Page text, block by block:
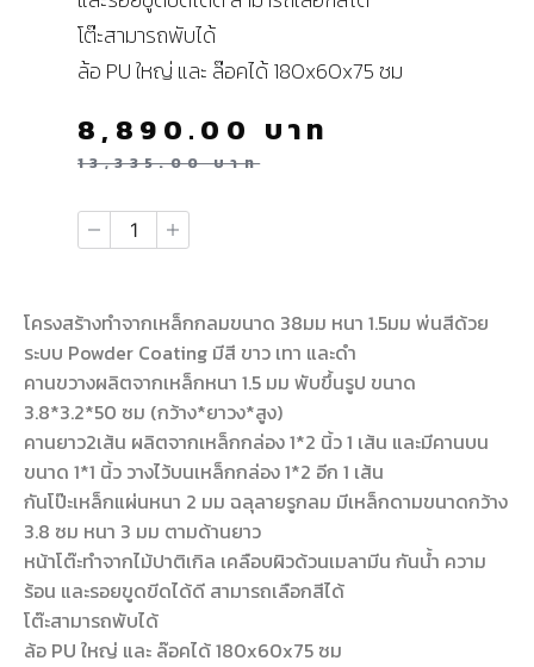
โต๊ะสามารถพับได้
ล้อ PU ใหญ่ และ ล๊อคได้ 180x60x75 ซม
13,335.00บาท
8,890.00 บาท
โครงสร้างทำจากเหล็กกลมขนาด 38มม หนา 1.5มม พ่นสีด้วย
ระบบ Powder Coating มีสี ขาว เทา และดำ
คานขวางผลิตจากเหล็กหนา 1.5 มม พับขึ้นรูป ขนาด
3.8*3.2*50 ซม (กว้าง*ยาวง*สูง)
คานยาว2เส้น ผลิตจากเหล็กกล่อง 1*2 นิ้ว 1 เส้น และมีคานบน
ขนาด 1*1 นิ้ว วางไว้บนเหล็กกล่อง 1*2 อีก 1 เส้น
กันโป๊ะเหล็กแผ่นหนา 2 มม ฉลุลายรูกลม มีเหล็กดามขนาดกว้าง
3.8 ซม หนา 3 มม ตามด้านยาว
หน้าโต๊ะทำจากไม้ปาติเกิล เคลือบผิวด้วนเมลามีน กันน้ำ ความ
ร้อน และรอยขูดขีดได้ดี สามารถเลือกสีได้
โต๊ะสามารถพับได้
ล้อ PU ใหญ่ และ ล๊อคได้ 180x60x75 ซม